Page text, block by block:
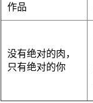
作品
没有绝对的肉，
只有绝对的你